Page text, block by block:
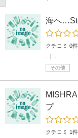
海へ
クチコミ 0件
-
-
その他
プ
クチコミ 1件